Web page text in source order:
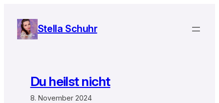
Inhalt
springen
Stella Schuhr
Du heilst nicht
8. November 2024